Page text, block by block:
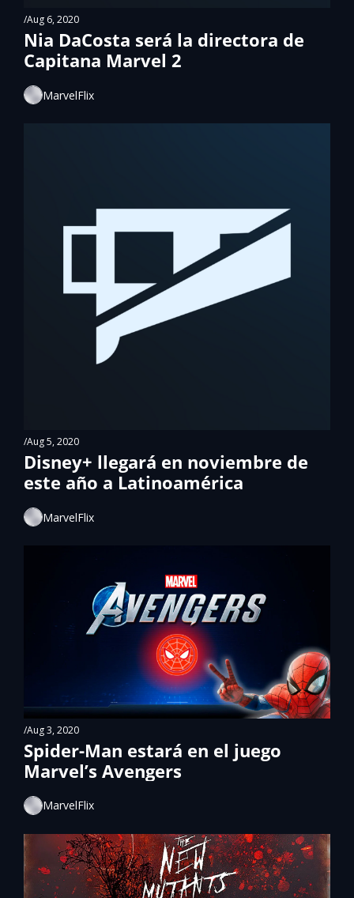
/Aug 6, 2020
Nia DaCosta será la directora de
Capitana Marvel 2
MarvelFlix
/Aug 5, 2020
Disney+ llegará en noviembre de
este año a Latinoamérica
MarvelFlix
/Aug 3, 2020
Spider-Man estará en el juego
Marvel’s Avengers
MarvelFlix